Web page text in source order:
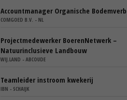
Accountmanager Organische
COMGOED B.V. - NL
Projectmedewerker BoerenNetwerk –
Natuurinclusieve Landbouw
WIJ.LAND - ABCOUDE
Teamleider instroom kwekerij
IBN - SCHAIJK